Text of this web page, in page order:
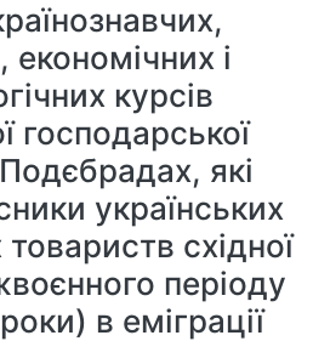
економічних і
курсів
господарської
які
українських
східної
періоду
в еміграції